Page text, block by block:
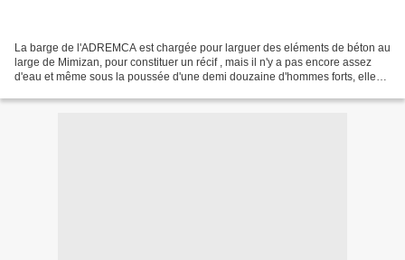
La barge de l'ADREMCA est chargée pour larguer des eléments de béton au
large de Mimizan, pour constituer un récif , mais il n'y a pas encore assez
d'eau et même sous la poussée d'une demi douzaine d'hommes forts, elle